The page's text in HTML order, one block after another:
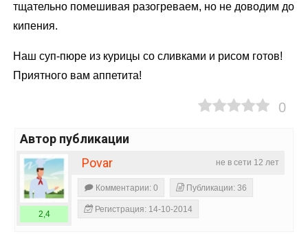
тщательно помешивая разогреваем, но не доводим до
кипения.
Наш суп-пюре из курицы со сливками и рисом готов!
Приятного вам аппетита!
0
Автор публикации
не в сети 12 лет
Povar
2,4
Комментарии: 0 Публикации: 36
Регистрация: 14-10-2014